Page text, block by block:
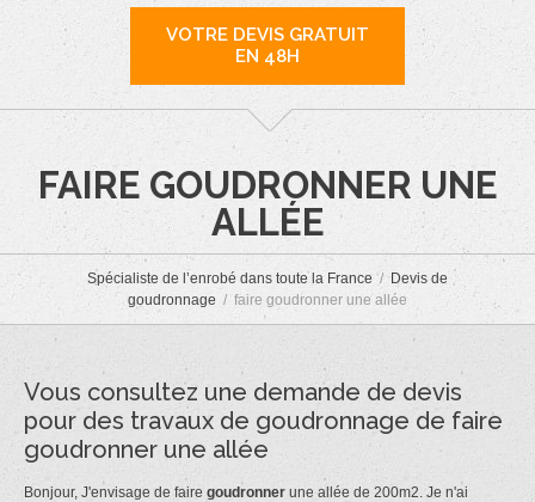
VOTRE DEVIS GRATUIT
EN 48H
FAIRE GOUDRONNER UNE
ALLÉE
Spécialiste de l’enrobé dans toute la France
Devis de
goudronnage
faire goudronner une allée
Vous consultez une demande de devis
pour des travaux de goudronnage de faire
goudronner une allée
Bonjour, J'envisage de faire goudronner une allée de 200m2. Je n'ai